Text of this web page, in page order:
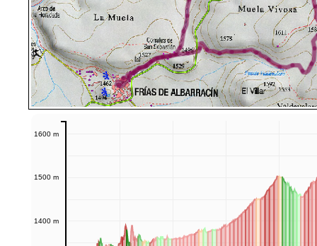
1400 m
1500 m
1600 m